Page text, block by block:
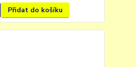
Přidat do košíku